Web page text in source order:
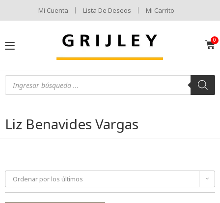
Mi Cuenta Lista De Deseos Mi Carrito
Liz Benavides Vargas
Ordenar por los últimos